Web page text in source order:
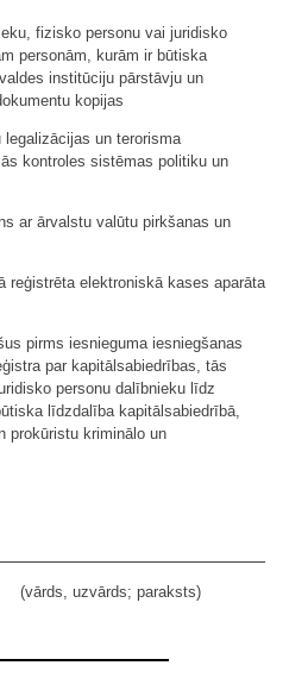
fizisko personu vai juridisko
personām, kurām ir būtiska
institūciju pārstāvju un
kopijas
un terorisma
kontroles sistēmas politiku un
ar ārvalstu valūtu pirkšanas un
reģistrēta elektroniskā kases aparāta
pirms iesnieguma iesniegšanas
par kapitālsabiedrības, tās
personu dalībnieku līdz
līdzdalība kapitālsabiedrībā,
prokūristu kriminālo un
(vārds, uzvārds; paraksts)